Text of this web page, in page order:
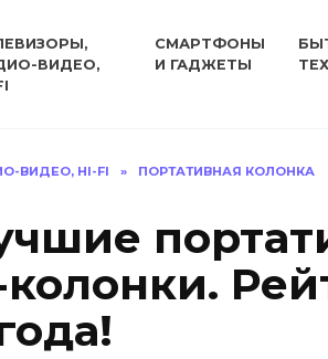
ВИДЕО,
СМАРТФОНЫ
И ГАДЖЕТЫ
ВИДЕО, HI-FI » ПОРТАТИВНАЯ КОЛОНКА